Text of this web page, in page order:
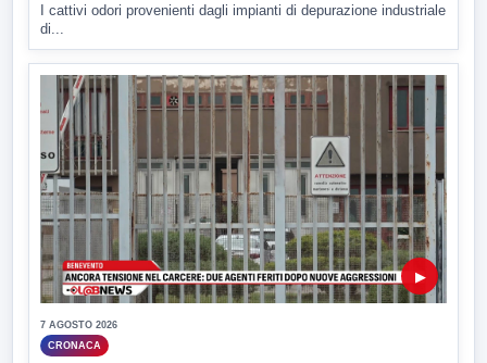
I cattivi odori provenienti dagli impianti di depurazione industriale
di...
▶
7 AGOSTO 2026
CRONACA